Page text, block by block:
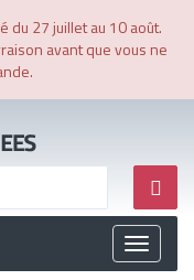
du 27 juillet au 10 août.
avant que vous ne
Toggle